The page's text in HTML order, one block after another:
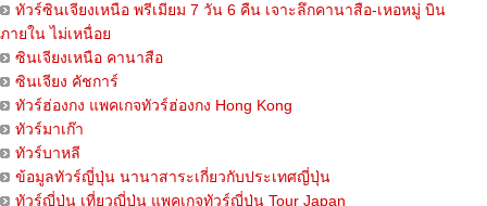
ทัวร์ซินเจียงเหนือ พรีเมียม 7 วัน 6 คืน เจาะลึกคานาสือ-เหอหมู่ บิน
ภายใน ไม่เหนื่อย
ซินเจียงเหนือ คานาสือ
ซินเจียง คัชการ์
ทัวร์ฮ่องกง แพคเกจทัวร์ฮ่องกง Hong Kong
ทัวร์มาเก๊า
ทัวร์บาหลี
ข้อมูลทัวร์ญี่ปุ่น นานาสาระเกี่ยวกับประเทศญี่ปุ่น
ทัวร์ญี่ปุ่น เที่ยวญี่ปุ่น แพคเกจทัวร์ญี่ปุ่น Tour Japan